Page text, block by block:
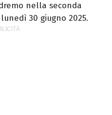
nella seconda
30 giugno 2025.